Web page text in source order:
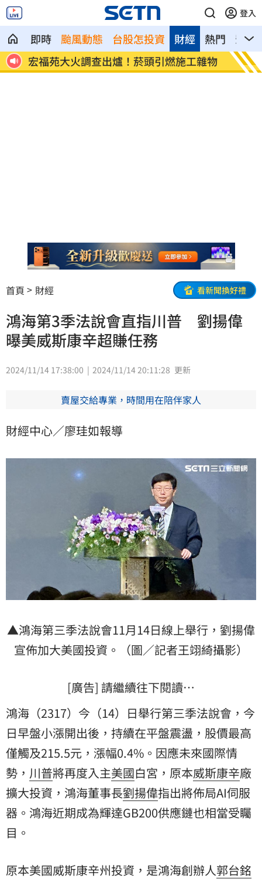
登入
即時 颱風動態 台股怎投資 熱門 影音
財經
！
宏福苑大火調查出爐！菸頭引燃施工雜物
定投
位！
首頁 財經 看新聞換好禮
鴻海第3季法說會直指川普 劉揚偉
曝美威斯康辛超賺任務
2024/11/14 17:38:00 2024/11/14 20:11:28 更新
賣屋交給專業，時間用在陪伴家人
財經中心／廖珪如報導
▲鴻海第三季法說會11月14日線上舉行，劉揚偉
宣佈加大美國投資。（圖／記者王翊綺攝影）
[廣告] 請繼續往下閱讀…
鴻海（2317）今（14）日舉行第三季法說會，今
日早盤小漲開出後，持續在平盤震盪，股價最高
僅觸及215.5元，漲幅0.4%。因應未來國際情
勢， 川普將再度入主美國白宮，原本威斯康辛廠
擴大投資，鴻海董事長劉揚偉指出將佈局AI伺服
器。鴻海近期成為輝達GB200供應鏈也相當受矚
目。
原本美國威斯康辛州投資，是鴻海創辦人郭台銘